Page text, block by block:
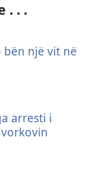
. . .
bën një vit në
arresti i